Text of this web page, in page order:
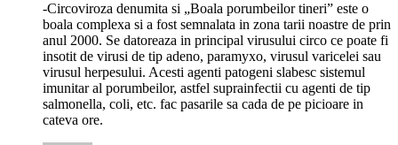
-Circoviroza denumita si „Boala porumbeilor tineri” este o
boala complexa si a fost semnalata in zona tarii noastre de prin
anul 2000. Se datoreaza in principal virusului circo ce poate fi
insotit de virusi de tip adeno, paramyxo, virusul varicelei sau
virusul herpesului. Acesti agenti patogeni slabesc sistemul
imunitar al porumbeilor, astfel suprainfectii cu agenti de tip
salmonella, coli, etc. fac pasarile sa cada de pe picioare in
cateva ore.